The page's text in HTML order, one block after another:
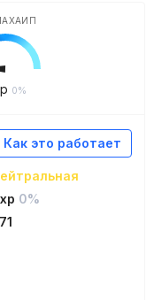
0%
Как это работает
0%